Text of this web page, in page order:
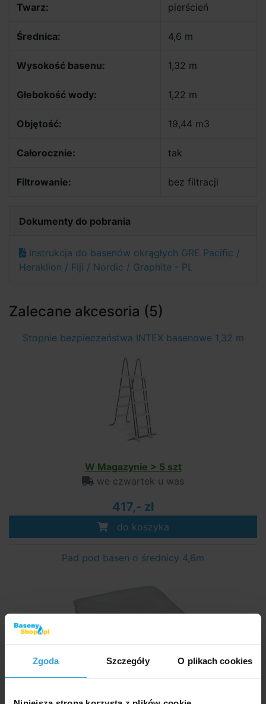
Zgoda Szczegóły O plikach cookies
Twarz: pierścień
Średnica: 4,6 m
Wysokość basenu: 1,32 m
Głebokość wody: 1,22 m
Objętość: 19,44 m3
Całorocznie: tak
Filtrowanie: bez filtracji
Dokumenty do pobrania
Instrukcja do basenów okrągłych GRE Pacific /
Heraklion / Fiji / Nordic / Graphite - PL
Zalecane akcesoria (5)
Stopnie bezpieczeństwa INTEX basenowe 1,32 m
W Magazynie > 5 szt
we czwartek u was
417,- zł
do koszyka
Pad pod basen o średnicy 4,6m
we czwartek u was